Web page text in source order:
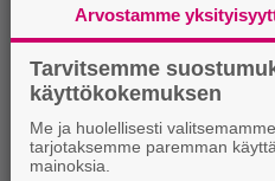
Arvostamme
Tarvitsemme
käyttökokemuksen
Me ja huolellisesti valitsemamme
tarjotaksemme paremman
mainoksia.